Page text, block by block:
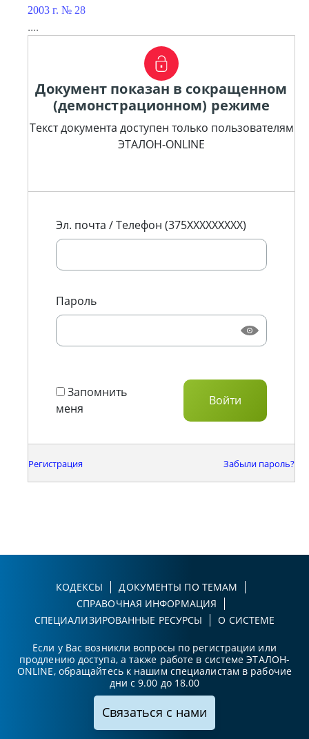
2003 г. № 28
....
Документ показан в сокращенном
(демонстрационном) режиме
Текст документа доступен только пользователям
ЭТАЛОН-ONLINE
Эл. почта / Телефон (375XXXXXXXXX)
Пароль
Запомнить
меня
Регистрация Забыли пароль?
КОДЕКСЫ
ДОКУМЕНТЫ ПО ТЕМАМ
СПРАВОЧНАЯ ИНФОРМАЦИЯ
СПЕЦИАЛИЗИРОВАННЫЕ РЕСУРСЫ
О СИСТЕМЕ
Если у Вас возникли вопросы по регистрации или
продлению доступа, а также работе в системе ЭТАЛОН-
ONLINE, обращайтесь к нашим специалистам в рабочие
дни с 9.00 до 18.00
Связаться с нами